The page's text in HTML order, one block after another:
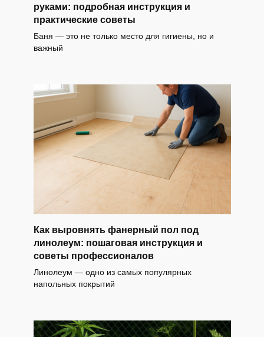
руками: подробная инструкция и
практические советы
Баня — это не только место для гигиены, но и
важный
Как выровнять фанерный пол под
линолеум: пошаговая инструкция и
советы профессионалов
Линолеум — одно из самых популярных
напольных покрытий